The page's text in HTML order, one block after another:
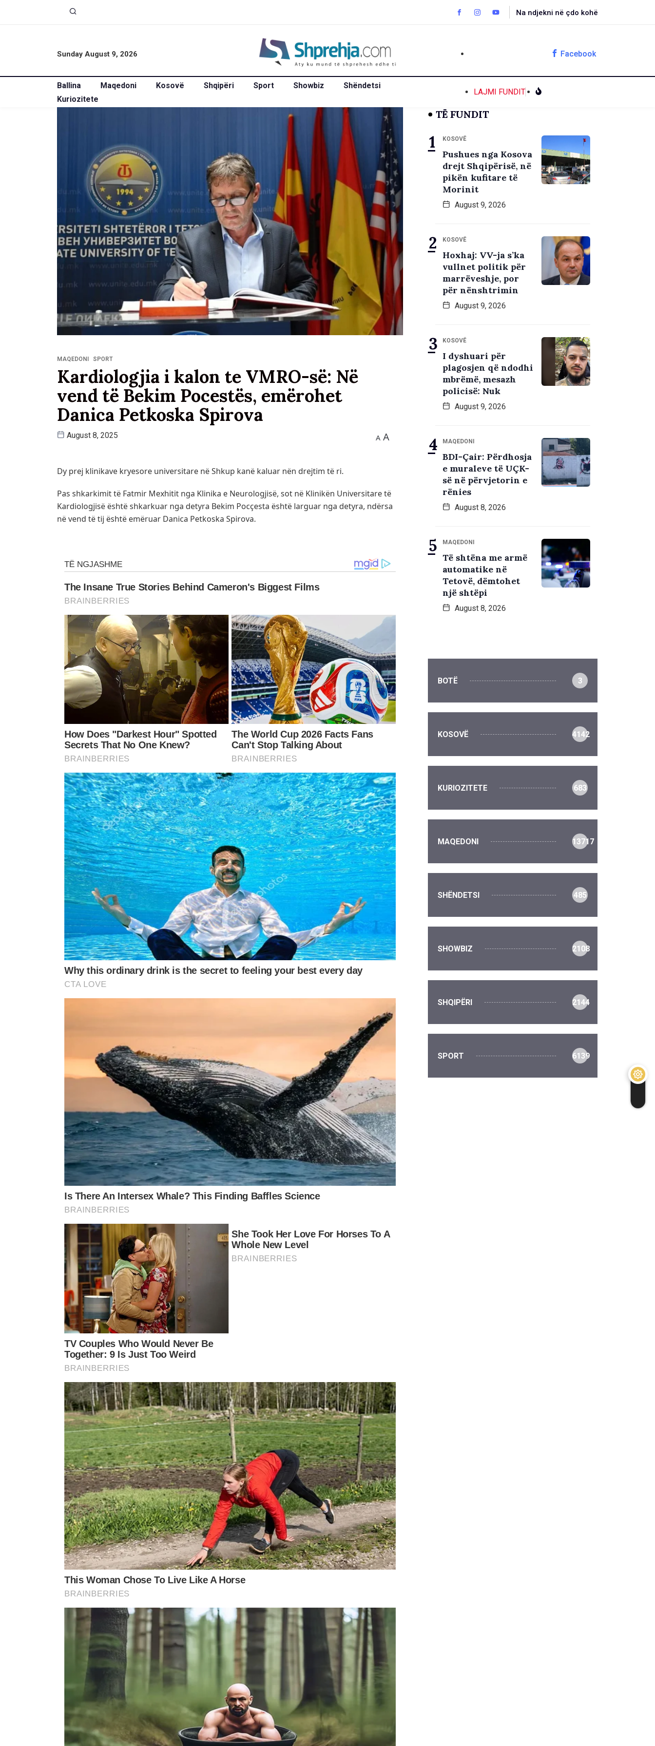
Na ndjekni në çdo kohë
Sunday August 9, 2026 Facebook
Ballina Maqedoni Kosovë Shqipëri Sport Showbiz
Shëndetsi
Kuriozitete
LAJMI FUNDIT
MAQEDONI SPORT
Kardiologjia i kalon te VMRO-së: Në
vend të Bekim Pocestës, emërohet
Danica Petkoska Spirova
August 8, 2025 A A
Dy prej klinikave kryesore universitare në Shkup kanë kaluar nën drejtim të ri.
Pas shkarkimit të Fatmir Mexhitit nga Klinika e Neurologjisë, sot në Klinikën Universitare të
Kardiologjisë është shkarkuar nga detyra Bekim Pocçesta është larguar nga detyra, ndërsa
në vend të tij është emëruar Danica Petkoska Spirova.
TË FUNDIT
KOSOVË
Pushues nga Kosova
drejt Shqipërisë, në
pikën kufitare të
Morinit
August 9, 2026
KOSOVË
Hoxhaj: VV-ja s’ka
vullnet politik për
marrëveshje, por
për nënshtrimin
August 9, 2026
KOSOVË
I dyshuari për
plagosjen që ndodhi
mbrëmë, mesazh
policisë: Nuk
August 9, 2026
MAQEDONI
BDI-Çair: Përdhosja
e muraleve të UÇK-
së në përvjetorin e
rënies
August 8, 2026
MAQEDONI
Të shtëna me armë
automatike në
Tetovë, dëmtohet
një shtëpi
August 8, 2026
BOTË 3
KOSOVË 4142
KURIOZITETE 683
MAQEDONI 13717
SHËNDETSI 485
SHOWBIZ 2108
SHQIPËRI 2144
SPORT 6139